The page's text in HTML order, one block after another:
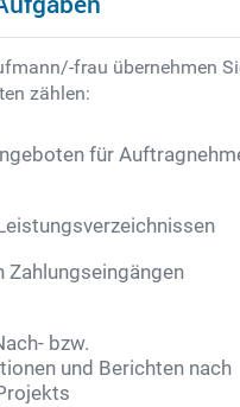
frau übernehmen
zählen:
für
Zahlungseingängen
bzw.
und Berichten nach